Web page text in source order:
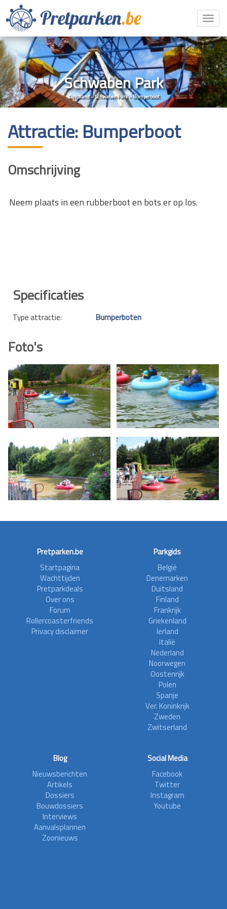
Schwaben Park
Duitsland»Schwaben Park»Bumperboot
Attractie: Bumperboot
Omschrijving
Neem plaats in een rubberboot en bots er op los.
Specificaties
Type attractie: Bumperboten
Foto's
Pretparken.be
Startpagina
Wachttijden
Pretparkdeals
Over ons
Forum
Rollercoasterfriends
Privacy disclaimer
Parkgids
België
Denemarken
Duitsland
Finland
Frankrijk
Griekenland
Ierland
Italië
Nederland
Noorwegen
Oostenrijk
Polen
Spanje
Ver. Koninkrijk
Zweden
Zwitserland
Blog
Nieuwsberichten
Artikels
Dossiers
Bouwdossiers
Interviews
Aanvalsplannen
Zoonieuws
Social Media
Facebook
Twitter
Instagram
Youtube